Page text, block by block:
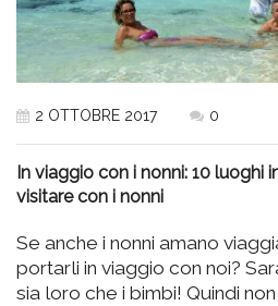
2 OTTOBRE 2017 0
In viaggio con i nonni: 10 luoghi
visitare con i nonni
Se anche i nonni amano
portarli in viaggio con noi?
sia loro che i bimbi! Quindi